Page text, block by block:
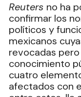
Reuters no ha
confirmar los
políticos y
mexicanos
revocadas
conocimiento
cuatro
afectados con